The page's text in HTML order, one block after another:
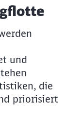
und
die
priorisiert